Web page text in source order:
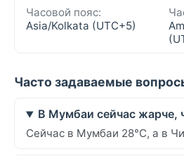
Часовой пояс:
Asia/Kolkata (UTC+5)
Часто задаваемые
В Мумбаи сейчас жарче,
Сейчас в Мумбаи 28°C, а в